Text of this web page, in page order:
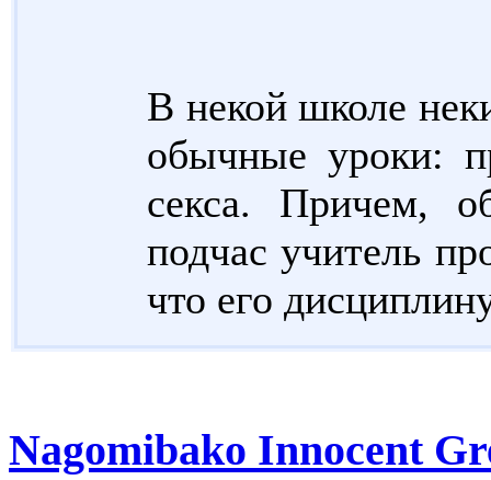
В некой школе
обычные уроки:
секса. Причем,
подчас учитель
что его
Nagomibako Innocent